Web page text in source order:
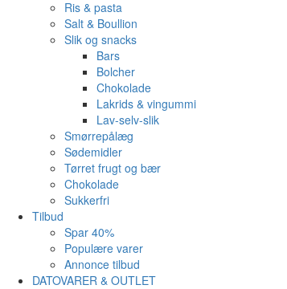
Ris & pasta
Salt & Boullion
Slik og snacks
Bars
Bolcher
Chokolade
Lakrids & vingummi
Lav-selv-slik
Smørrepålæg
Sødemidler
Tørret frugt og bær
Chokolade
Sukkerfri
Tilbud
Spar 40%
Populære varer
Annonce tilbud
DATOVARER & OUTLET